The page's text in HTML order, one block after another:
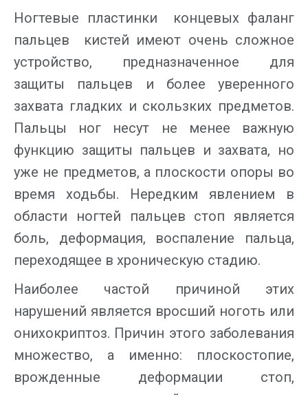
Ногтевые пластинки концевых фаланг
пальцев кистей имеют очень сложное
устройство, предназначенное для
защиты пальцев и более уверенного
захвата гладких и скользких предметов.
Пальцы ног несут не менее важную
функцию защиты пальцев и захвата, но
уже не предметов, а плоскости опоры во
время ходьбы. Нередким явлением в
области ногтей пальцев стоп является
боль, деформация, воспаление пальца,
переходящее в хроническую стадию.
Наиболее частой причиной этих
нарушений является вросший ноготь или
онихокриптоз. Причин этого заболевания
множество, а именно: плоскостопие,
врожденные деформации стоп,